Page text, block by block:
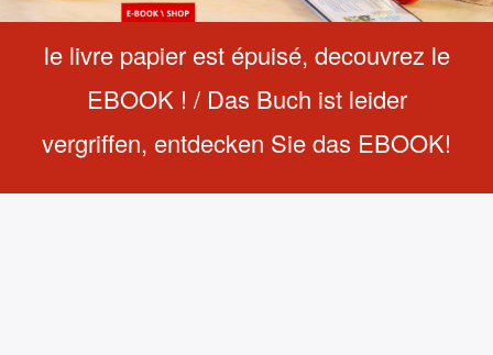
le livre papier est épuisé, decouvrez le
EBOOK ! / Das Buch ist leider
vergriffen, entdecken Sie das EBOOK!